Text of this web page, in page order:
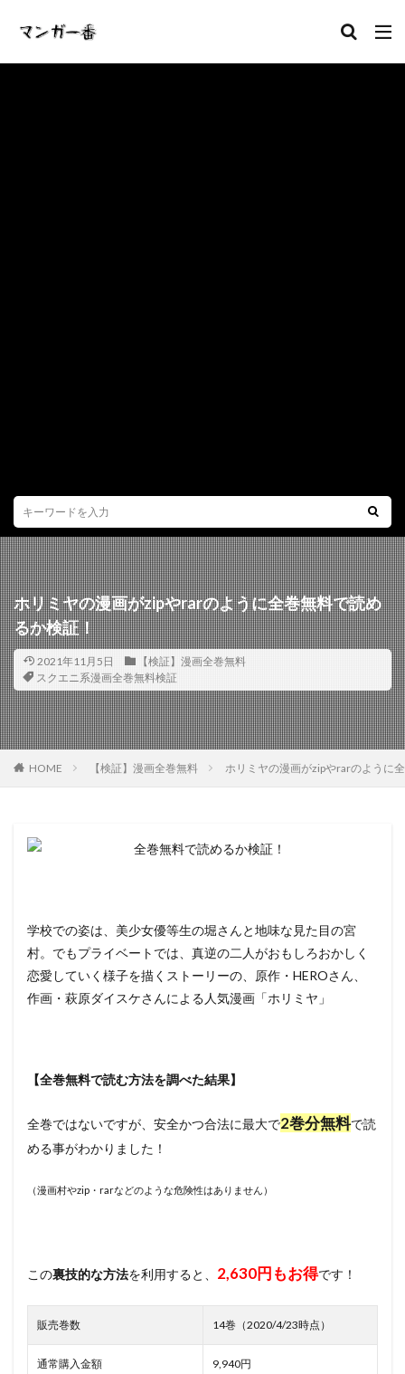
ホリミヤの漫画がzipやrarのように全巻無料で読め
るか検証！
2021年11月5日
【検証】漫画全巻無料
スクエニ系漫画全巻無料検証
HOME 【検証】漫画全巻無料 ホリミヤの漫画がzipやrarのように
学校での姿は、美少女優等生の堀さんと地味な見た目の宮
村。でもプライベートでは、真逆の二人がおもしろおかしく
恋愛していく様子を描くストーリーの、原作・HEROさん、
作画・萩原ダイスケさんによる人気漫画「ホリミヤ」
【全巻無料で読む方法を調べた結果】
全巻ではないですが、安全かつ合法に最大で2巻分無料で読
める事がわかりました！
（漫画村やzip・rarなどのような危険性はありません）
この裏技的な方法を利用すると、 2,630円もお得です！
販売巻数 14巻（2020/4/23時点）
通常購入金額 9,940円